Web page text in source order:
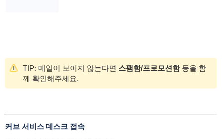
TIP: 메일이 보이지 않는다면 스팸함/프로모션함등을 함
께 확인해주세요.
커브 서비스 데스크 접속